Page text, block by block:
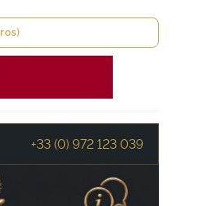
+33 (0) 972 123 039